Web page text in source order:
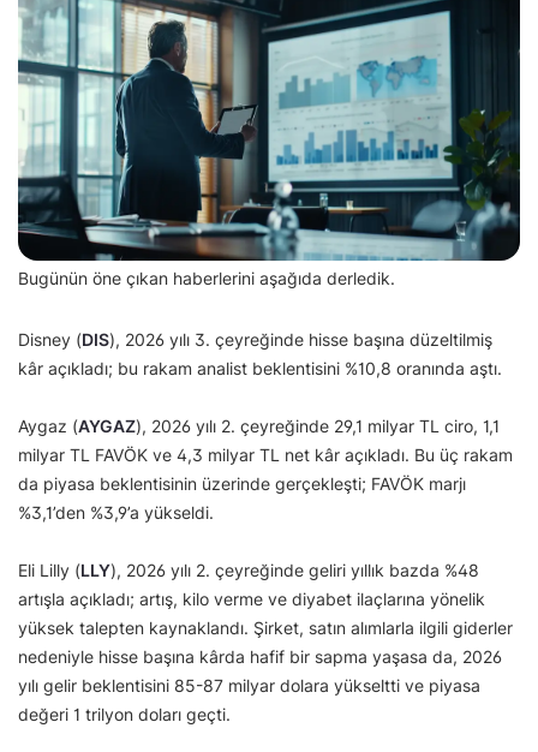
Bugünün öne çıkan haberlerini aşağıda derledik.
Disney (DIS), 2026 yılı 3. çeyreğinde hisse başına düzeltilmiş
kâr açıkladı; bu rakam analist beklentisini %10,8 oranında aştı.
Aygaz (AYGAZ), 2026 yılı 2. çeyreğinde 29,1 milyar TL ciro, 1,1
milyar TL FAVÖK ve 4,3 milyar TL net kâr açıkladı. Bu üç rakam
da piyasa beklentisinin üzerinde gerçekleşti; FAVÖK marjı
%3,1’den %3,9’a yükseldi.
Eli Lilly (LLY), 2026 yılı 2. çeyreğinde geliri yıllık bazda %48
artışla açıkladı; artış, kilo verme ve diyabet ilaçlarına yönelik
yüksek talepten kaynaklandı. Şirket, satın alımlarla ilgili giderler
nedeniyle hisse başına kârda hafif bir sapma yaşasa da, 2026
yılı gelir beklentisini 85-87 milyar dolara yükseltti ve piyasa
değeri 1 trilyon doları geçti.